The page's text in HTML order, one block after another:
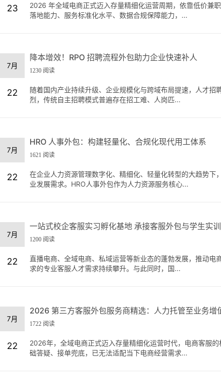
23
2026 年全域电商正式迈入存量精细化运营周期，依靠低价兼
落地能力、服务标准化水平、数据合规保障能力，...
7月
22
降本增效！RPO 招聘流程外包助力企业快速补人
1230 阅读
随着国内产业持续升级、企业规模化与跨域布局提速，人才
烈，传统自主招聘模式普遍存在招工难、人岗匹...
7月
22
HRO 人事外包：构建轻量化、合规化现代用工体系
1621 阅读
在企业人力资源管理数字化、精细化、轻量化转型的大趋势
业发展需求。HRO人事外包作为人力资源服务核心...
7月
22
一站式校企客服实习孵化基地 承接客服外包与学生实训
1200 阅读
直播电商、全域电商、私域运营等新业态的蓬勃发展，推动
求的专业客服人才需求持续攀升。与此同时，国...
7月
22
2026 第三方客服外包服务商精选：人力托管至业务增
1722 阅读
2026年，全域电商正式迈入存量精细化运营时代，电商客服
础答疑、接单兜底，已无法适配当下电商经营需求...